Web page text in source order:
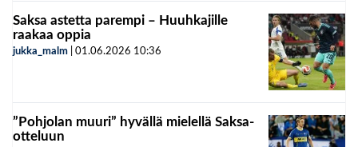
Saksa astetta parempi – Huuhkajille
raakaa oppia
jukka_malm 01.06.2026 10:36
”Pohjolan muuri” hyvällä mielellä Saksa-
otteluun